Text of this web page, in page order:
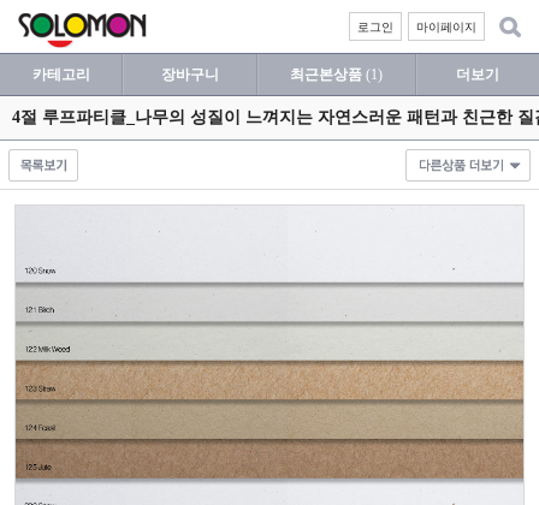
마이페이지
로그인
카테고리 장바구니 최근본상품 (1) 더보기
4절 루프파티클_나무의 성질이 느껴지는 자연스러운 패턴과 친근한 질